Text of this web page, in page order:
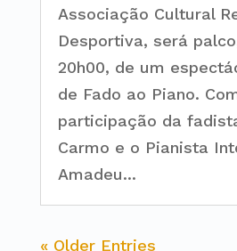
Associação Cultural
Desportiva, será
20h00, de um
de Fado ao Piano.
participação da
Carmo e o Pianista
Amadeu...
« Older Entries